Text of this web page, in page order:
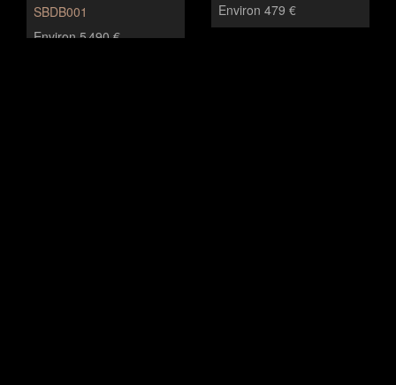
SBDB001
Environ 5 490 €
Environ 479 €